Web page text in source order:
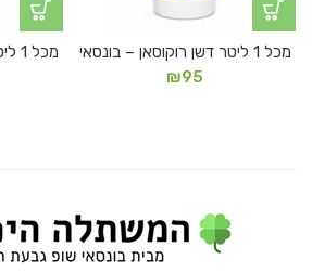
מכל 1 ליטר דשן רוקוסאן – בונסאי
₪95